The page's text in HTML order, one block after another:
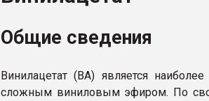
Общие сведения
Винилацетат (ВА) является
сложным виниловым эфиром. По